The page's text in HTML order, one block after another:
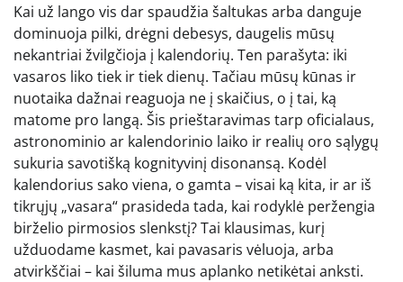
Kai už lango vis dar spaudžia šaltukas arba danguje
dominuoja pilki, drėgni debesys, daugelis mūsų
nekantriai žvilgčioja į kalendorių. Ten parašyta: iki
vasaros liko tiek ir tiek dienų. Tačiau mūsų kūnas ir
nuotaika dažnai reaguoja ne į skaičius, o į tai, ką
matome pro langą. Šis prieštaravimas tarp oficialaus,
astronominio ar kalendorinio laiko ir realių oro sąlygų
sukuria savotišką kognityvinį disonansą. Kodėl
kalendorius sako viena, o gamta – visai ką kita, ir ar iš
tikrųjų „vasara“ prasideda tada, kai rodyklė peržengia
birželio pirmosios slenkstį? Tai klausimas, kurį
užduodame kasmet, kai pavasaris vėluoja, arba
atvirkščiai – kai šiluma mus aplanko netikėtai anksti.